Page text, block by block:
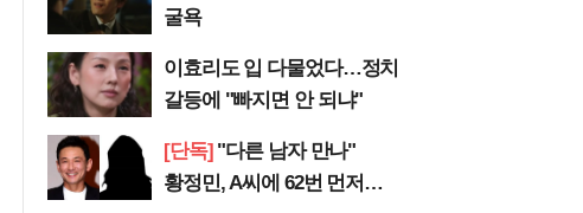
굴욕
이효리도 입 다물었다…정치
갈등에 "빠지면 안 되냐"
[단독]"다른 남자 만나"
황정민, A씨에 62번 먼저